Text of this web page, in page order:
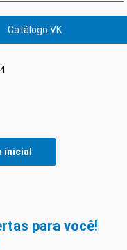
Catálogo VK
inicial
para você!